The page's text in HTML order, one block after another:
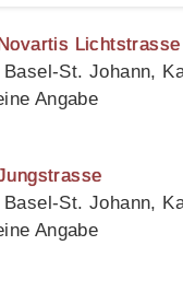
Lichtstrasse
Angabe
Angabe